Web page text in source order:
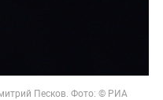
Песков. Фото: © РИА